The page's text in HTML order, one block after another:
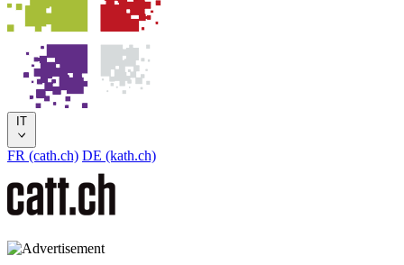
IT
FR (cath.ch) DE (kath.ch)